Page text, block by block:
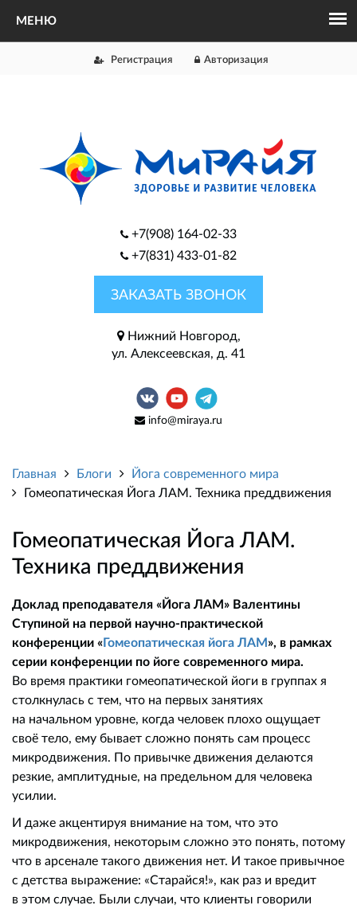
Регистрация Авторизация
+7(908) 164-02-33
+7(831) 433-01-82
ЗАКАЗАТЬ ЗВОНОК
Нижний Новгород,
ул. Алексеевская, д. 41
info@miraya.ru
Главная Блоги
Йога современного мира
Гомеопатическая Йога ЛАМ. Техника преддвижения
Гомеопатическая Йога ЛАМ.
Техника преддвижения
Доклад преподавателя «Йога ЛАМ» Валентины
Ступиной на первой научно-практической
конференции «Гомеопатическая йога ЛАМ», в рамках
серии конференции по йоге современного мира.
Во время практики гомеопатической йоги в группах я
столкнулась с тем, что на первых занятиях
на начальном уровне, когда человек плохо ощущает
своё тело, ему бывает сложно понять сам процесс
микродвижения. По привычке движения делаются
резкие, амплитудные, на предельном для человека
усилии.
И даже акцентируя внимание на том, что это
микродвижения, некоторым сложно это понять, потому
что в арсенале такого движения нет. И такое привычное
с детства выражение: «Старайся!», как раз и вредит
в этом случае. Были случаи, что клиенты говорили